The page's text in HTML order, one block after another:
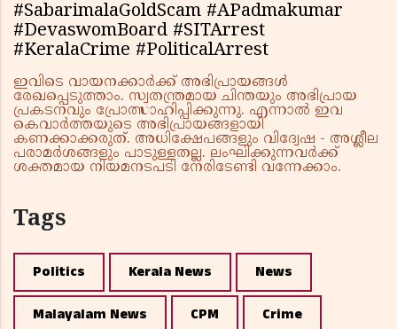
#SabarimalaGoldScam #APadmakumar
#DevaswomBoard #SITArrest
#KeralaCrime #PoliticalArrest
ഇവിടെ വായനക്കാർക്ക് അഭിപ്രായങ്ങൾ
രേഖപ്പെടുത്താം. സ്വതന്ത്രമായ ചിന്തയും അഭിപ്രായ
പ്രകടനവും പ്രോത്സാഹിപ്പിക്കുന്നു. എന്നാൽ ഇവ
കെവാർത്തയുടെ അഭിപ്രായങ്ങളായി
കണക്കാക്കരുത്. അധിക്ഷേപങ്ങളും വിദ്വേഷ - അശ്ലീല
പരാമർശങ്ങളും പാടുള്ളതല്ല. ലംഘിക്കുന്നവർക്ക്
ശക്തമായ നിയമനടപടി നേരിടേണ്ടി വന്നേക്കാം.
Tags
Politics Kerala News News
Malayalam News CPM Crime